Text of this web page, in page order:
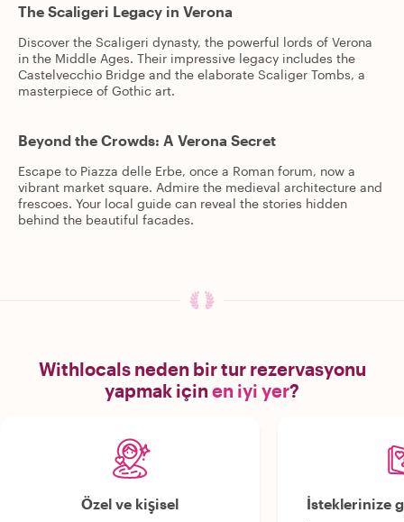
The Scaligeri Legacy in Verona
Discover the Scaligeri dynasty, the powerful lords of Verona
in the Middle Ages. Their impressive legacy includes the
Castelvecchio Bridge and the elaborate Scaliger Tombs, a
masterpiece of Gothic art.
Beyond the Crowds: A Verona Secret
Escape to Piazza delle Erbe, once a Roman forum, now a
vibrant market square. Admire the medieval architecture and
frescoes. Your local guide can reveal the stories hidden
behind the beautiful facades.
Withlocals neden bir tur rezervasyonu
yapmak için en iyi yer?
Özel ve kişisel İsteklerinize